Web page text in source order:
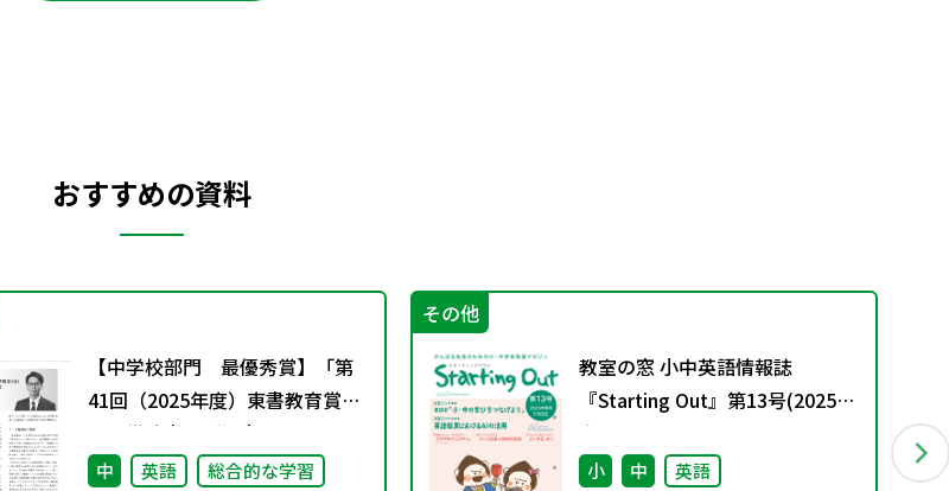
おすすめの資料
【中学校部門 最優秀賞】「第
41回（2025年度）東書教育賞」
の入賞論文のご紹介
中 英語 総合的な学習
その他
教室の窓 小中英語情報誌
『Starting Out』第13号(2025年
春号)
小 中 英語